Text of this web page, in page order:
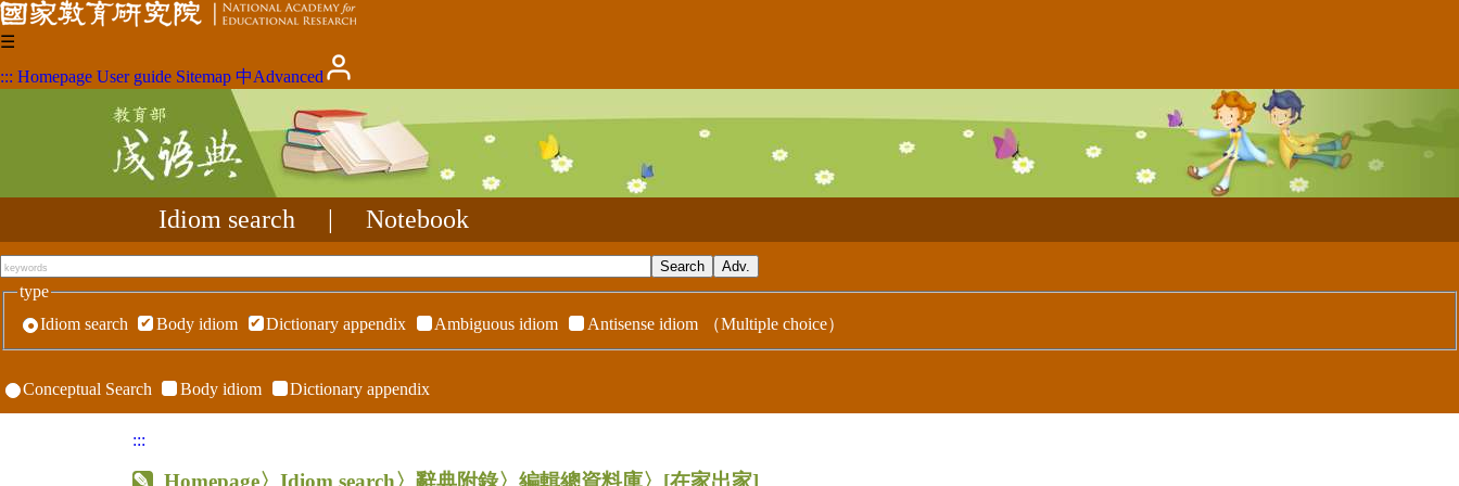
☰
::: Homepage User guide Sitemap 中Advanced
Idiom search Notebook
type
Idiom search
Body idiom Dictionary appendix Ambiguous idiom Antisense idiom （Multiple choice）
Conceptual Search Body idiom Dictionary appendix
:::
Homepage〉Idiom search〉辭典附錄〉編輯總資料庫〉 [在家出家]